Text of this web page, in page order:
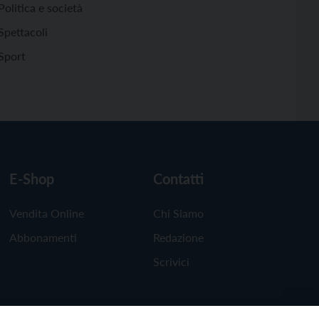
Politica e società
E-Shop
Vendita Online
Abbonamenti
Contatti
Chi Siamo
Redazione
Scrivici